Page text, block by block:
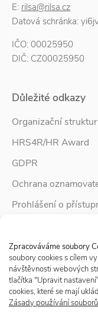
Zpracováváme soubory
soubory cookies s cílem
návštěvnosti webových
tlačítka "Upravit
cookies, které se mají
Zásady používání
E: rilsa@rilsa.cz
Datová schránka:
IČO: 00025950
DIČ: CZ00025950
Důležité odkazy
Organizační
HRS4R/HR Award
GDPR
Ochrana
Prohlášení o
Zpravodaj Rodina
Sledujte nás